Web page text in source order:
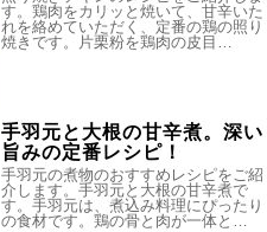
す。鶏肉をカリッと焼いて、甘辛いた
れを絡めていただく、定番の鶏の照り
焼きです。片栗粉を鶏肉の皮目…
手羽元と大根の甘辛煮。深い
旨みの定番レシピ！
手羽元の煮物のおすすめレシピをご紹
介します。手羽元と大根の甘辛煮で
す。手羽元は、煮込み料理にぴったり
の食材です。鶏の骨と肉が一体と…